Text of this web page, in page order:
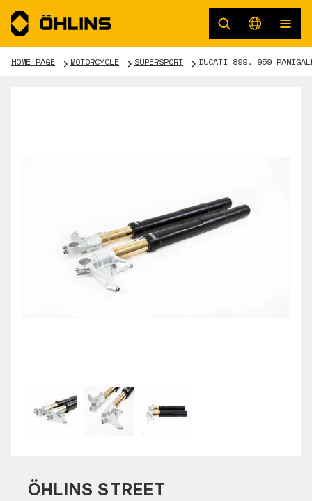
HOME PAGE MOTORCYCLE SUPERSPORT DUCATI 899, 959
ÖHLINS STREET